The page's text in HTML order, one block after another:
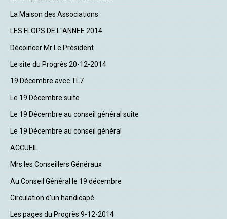
La Maison des Associations
LES FLOPS DE L"ANNEE 2014
Décoincer Mr Le Président
Le site du Progrès 20-12-2014
19 Décembre avec TL7
Le 19 Décembre suite
Le 19 Décembre au conseil général suite
Le 19 Décembre au conseil général
ACCUEIL
Mrs les Conseillers Généraux
Au Conseil Général le 19 décembre
Circulation d'un handicapé
Les pages du Progrès 9-12-2014